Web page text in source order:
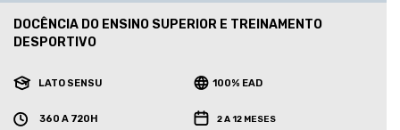
DOCÊNCIA DO ENSINO SUPERIOR E TREINAMENTO
DESPORTIVO
LATO SENSU 100% EAD
360 A 720H 2 A 12 MESES